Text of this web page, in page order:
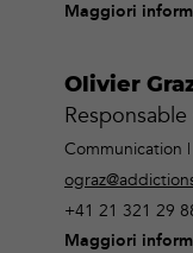
Maggiori
Olivier
Communication
+41 21 321 29
Maggiori